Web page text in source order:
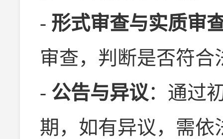
- 形式审查与实质审
审查，判断是否符合
- 公告与异议：通过
期，如有异议，需依